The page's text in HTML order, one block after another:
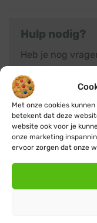
Met onze cookies
betekent dat deze
website ook voor je
onze marketing
ervoor zorgen dat onze
Hulp nodig?
Heb je nog
kerstverlichting
Neem dan
graag met
met alleLED